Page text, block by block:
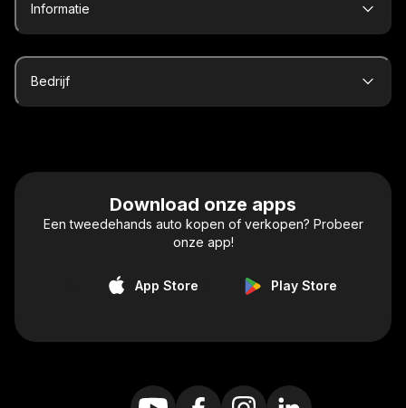
Informatie
Bedrijf
Download onze apps
Een tweedehands auto kopen of verkopen? Probeer
onze app!
App Store Play Store